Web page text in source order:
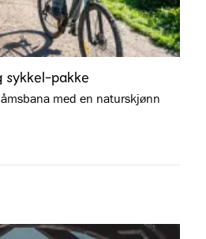
sykkel-pakke
med en naturskjønn